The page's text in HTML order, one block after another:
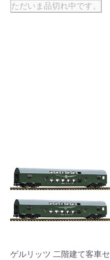
ただいま品切れ中です。
ゲルリッツ 二階建て客車セ